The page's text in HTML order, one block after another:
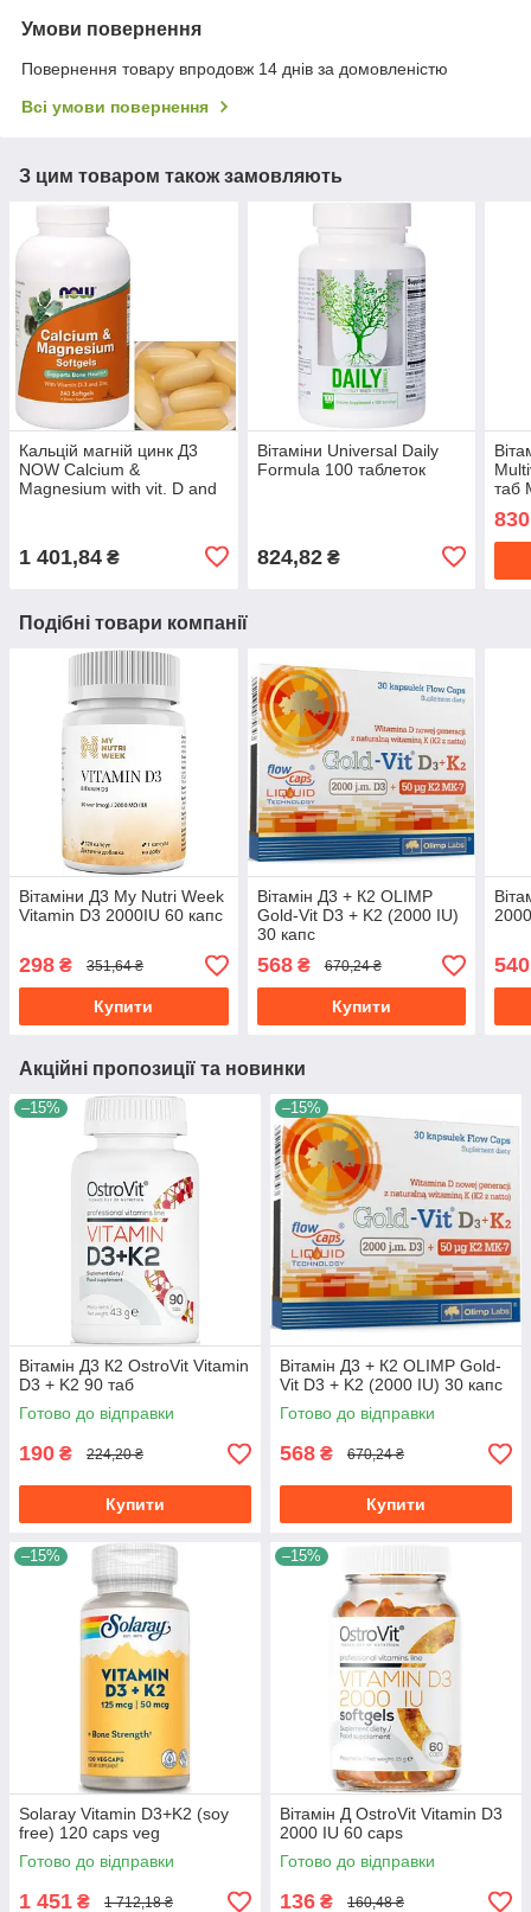
Умови повернення
Повернення товару впродовж 14 днів за домовленістю
Всі умови повернення
З цим товаром також замовляють
Кальцій магній цинк Д3
NOW Calcium &
Magnesium with vit. D and
1 401,84 ₴
Вітаміни Universal Daily
Formula 100 таблеток
824,82₴
таб
830
Подібні товари компанії
Вітаміни Д3 My Nutri Week
Vitamin D3 2000IU 60 капс
298 ₴ 351,64 ₴
Купити
Вітамін Д3 + К2 OLIMP
Gold-Vit D3 + K2 (2000 IU)
30 капс
568₴ 670,24 ₴
Купити
540
Акційні пропозиції та новинки
–15%
Вітамін Д3 К2 OstroVit Vitamin
D3 + K2 90 таб
Готово до відправки
190 ₴ 224,20 ₴
Купити
–15%
Вітамін Д3 + К2 OLIMP Gold-
Vit D3 + K2 (2000 IU) 30 капс
Готово до відправки
568 ₴ 670,24 ₴
Купити
–15%
Solaray Vitamin D3+K2 (soy
free) 120 caps veg
Готово до відправки
1 451 ₴ 1 712,18 ₴
–15%
Вітамін Д OstroVit Vitamin D3
2000 IU 60 caps
Готово до відправки
136 ₴ 160,48 ₴